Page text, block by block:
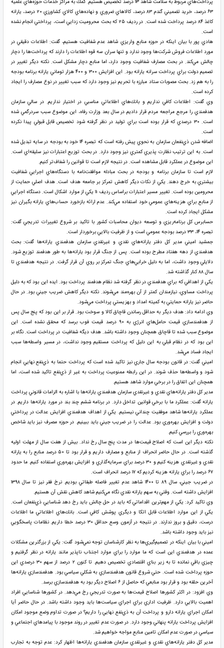
پرداخت‌هاي مربوط به سلامت شاهد ۱۳ درصد تخصيص هستيم. كمك به مراكز خدمات حوزه‌هاي علميه
۶۳ درصد، خريد تضميني گندم ۸۳ درصد، كالاهاي ضروري و نهاده‌هاي كالاي كشاورزي ۲۰ درصد، يارانه
كاغذ ۸۴ درصد پرداخت شده است. در رديف ۲۵ كه بحث محروميت زدايي است، پرداختي انجام نشده
است.
هادي پور با بيان اينكه در حوزه منابع واريزي شاهد عدم شفافيت هستيم، گفت: اطلاعات دقيقي در
مورد اطلاعات فروش شركت‌ها وجود ندارد و تنها سران سه قوه اطلاعات را دارند كه پرداخت‌ها را دچار
چالش مي‌كند. در بحث مصارف شفافيت وجود دارد، اما منابع دچار مشكل است. نكته ديگر تغيير در
تصميم دولت براي پرداخت سرانه يارانه بود. اين افزايش ۳۰۰ و ۴۰۰ هزار توماني يارانه برنامه بودجه
را به هم زد. بحث مصوبات ستاد مبارزه با تحريم نيز وجود دارد كه سبب تغيير در نوع مصارف را ايجاد
كرده است.
وي گفت: اطلاعات كافي نداريم و بانك‌هاي اطلاعاتي مناسبي در اختيار نداريم. در سالي سازمان
هدفمندي را مرجع مراجعه مردم قرار داديم در سال بعد وزارت رفاه، اين موضوع سبب سردرگمي شده
است. ۳۰ درصدي كه قرار بوده است براي توليد در نظر گرفته شود تخصيص قابل قبولي پيدا نكرده
است.
اضافه شدن ذي‌نفعان سازمان به نحوي پيش رفته است كه تبصره ۱۴ خود به بودجه در سايه تبديل شده
است. به اين ترتيب نظارت پذيري كمتري نيز وجود دارد. در بحث توزيع اعتبارات نيز سليقه‌اي است.
اين موضوع در عملكرد قابل مشاهده است. در نتيجه لازم است تا قوانين را شفاف‌تر كنيم.
لازم است تا سازمان برنامه و بودجه در بحث مبادله موافقت‌نامه با دستگاه‌هاي اجرايي شفافيت
بيشتري به خرج دهند. يكي از نكات ديگر كاهش تمركز بر جامعه هدف است. هدف اصلي حمايت از
محرومين بوده است. تغيير مسير اعتبارات براساس رديف ۱۱ يكي از موارد اشكال است. دستگاه اجرايي
از منابع براي هزينه‌هاي عمومي خود استفاده مي‌كند. عدم ارائه بازخورد حساب‌هاي يارانه بگيران نيز
مشكل ايجاد كرده است.
حسابرس كل برنامه‌ريزي و توسعه ديوان محاسبات كشور با تاكيد بر شروع تغييرات تدريجي گفت:
تبصره ۱۴، ۳۳ درصد بودجه عمومي است و از ظرفيت بالايي برخوردار است.
جمشيد اميني مدير كل دفتر يارانه‌هاي نقدي و غيرنقدي سازمان هدفمندي يارانه‌ها گفت: بحث
هدفمندي از دهه هفتاد مطرح بوده است. پس از جنگ قرار بود يارانه‌ها به طور هدفمند توزيع شود.
دلايلي وجود داشت، اما به دليل خرابي‌هاي جنگ تمركز بر روي آن قرار گرفت. در نتيجه هدفمندي تا
سال ۸۸ كنار گذاشته شد.
يكي از اهدافي كه براي هدفمندي در نظر گرفته شد نظام هدفمند پرداخت بود. ايده اين بود كه به دليل
پرداخت مساوي، نيازمندان كمتر از آن بهره‌مند مي‌شوند. نكته ديگر كاهش ضريب جيني بود. در حال
حاضر نيز يارانه حمايتي به كميته امداد و بهزيستي پرداخت مي‌شود.
وي ادامه داد: هدف ديگر به حداقل رساندن قاچاق كالا و سوخت بود. قرار بر اين بود كه پنج سال پس
از هدفمندسازي قيمت حامل‌هاي انرژي به ۹۰ درصد قيمت فوب برسد كه محقق نشده است. اين
موضوع سبب شده تا قاچاق همچنان وجود داشته باشد. هدف ديگه شفافيت در پرداخت است. نگاه بر
اين بود كه در نظام قبلي به اين دليل كه پرداخت مستقيم وجود نداشت، در مسير واسطه‌ها سبب
ايجاد فساد مي‌شد.
اميني گفت: در قانون بودجه سال جاري نيز تاكيد شده است كه پرداخت حتما به ذي‌نفع نهايي انجام
شود و واسطه‌ها حذف شوند. در اين رابطه ممنوعيت پرداخت به غير از ذي‌نفع تاكيد شده است، اما
همچنان اين اتفاق را در برخي موارد شاهد هستيم.
مدير كل دفتر يارانه‌هاي نقدي و غيرنقدي سازمان هدفمندي يارانه‌ها با اشاره به الزامات قانوني پرداخت
يارانه گفت: عملكرد ما با برخي قوانين تداخل دارد. در برنامه ششم چند بند در مورد يارانه‌ها داريم. در
عملكرد يارانه‌ها شاهد موفقيت چنداني نيستيم. يكي از اهداف هدفمندي افزايش عدالت در پرداختي
دولت و افزايش بهره‌وري بود. عدالت را در ضريب جيني بايد ببينيم. در حوزه مصرف نيز بايد شاخص
بهره‌وري را بررسي كنيم.
نكته ديگر اين است كه اصلاح قيمت‌ها در مدت پنج سال رخ نداد. بيش از هفت سال از مهلت اوليه
گذشته است. در حال حاضر انحراف از منابع و مصارف داريم و قرار بود تا ۵۰ درصد منابع را به يارانه
نقدي و غيرنقدي هزينه كنيم و ۳۰ درصد براي سرمايه‌گذاري و افزايش بهره‌وري استفاده كنيم. ما حدود
۶۷ درصد را براي يارانه هزينه كرديم كه ۱۷ درصد انحراف است.
در ضريب جيني، سال ۸۹ تا ۱۴۰۰ شاهد عدم تغيير فاصله طبقاتي بوديم. نرخ فقر نيز تا سال ۱۳۹۸
افزايش داشته است. وقتي به سهم يارانه نقدي نگاه مي‌كنيم شاهد كاهش نقش آن هستيم.
وي تاكيد كرد: يكي از مهم‌ترين اقداماتي كه بايد در حل چالش بايد رخ دهد شناسايي ذي‌نفعان است.
يكي از اين موارد اطلاعات قابل اتكا و ديگري پوشش كافي است. بانك‌هاي اطلاعاتي ما اطلاعات
درست، دقيق و بروز ندارند. در نتيجه در آزمون وسع حداقل ۳۰ درصد خطا داريم. نظامات پاسخگويي
نيز بايد وجود داشته باشد.
اميني با بيان اينكه در تصميم‌گيري‌ها به نظر كارشناسان توجه نمي‌شود گفت: يكي از بزرگترين مشكلات
عمده در هدفمندي اين است كه ما موارد را براي موارد اجتناب ناپذير مانند يارانه در نظر گرفتيم و
چيزي باقي نمانده تا به زير بناي اقتصادي تخصيص دهيم. تا كنون ۲ درصد از سهم ۳۰ درصدي اين
حوزه پرداخت شده است. حتي شروع قانون هدفمندسازي به شكلي سياسي بود. هدفمندسازي يارانه‌ها
آخرين حلقه بود و قرار بود منابعي كه حاصل از ۶ اصلاح ديگر بود به هدفمندسازي برسد.
وي افزود: در اكثر كشورها اصلاح قيمت‌ها به صورت تدريجي رخ مي‌دهد. در كشورها شناسايي افراد
اهميت بالايي دارد. ظرفيت اداري براي اجراي سياست‌ها بايد وجود داشته باشد. در حال حاضر آيا
امكان اجراي يارانه دارو و پرداخت آن به ذي‌نفع نهايي را داريم؟ در صورت تداوم وضع موجود امكان
افزايش پرداخت يارانه پنهاني وجود دارد. در صورت عدم تغيير در روند موجود با پيامدهاي اجتماعي و
سياسي در صورت عدم امكان تامين منابع مواجه خواهيم شد.
مدير كل دفتر يارانه‌هاي نقدي و غيرنقدي سازمان هدفمندي يارانه‌ها اظهار كرد: عدم توجه به تجارب